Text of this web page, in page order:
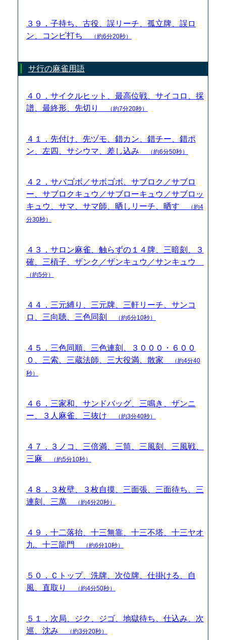
３９．子持ち、古役、誤リーチ、孤立牌、誤ロ
ン、コンビ打ち
（約6分20秒）
サ行の麻雀用語
４０．サイクルヒット、最高位戦、サイコロ、採
譜、最終形、先切り
（約7分20秒）
４１．先付け、先ヅモ、錯カン、錯チー、錯ポ
ン、左四、サシウマ、差し込み
（約6分50秒）
４２．サバゴボ／サボゴボ、サブロク／サブロ
ー、サブロクキュウ／サブローキュウ／サブロッ
キュウ、サマ、サマ師、晒しリーチ、晒す
（約4
分30秒）
４３．サロン麻雀、触らずの１４牌、三暗刻、３
確、三槓子、ザンク／ザンキュウ／サンキュウ
（約5分）
４４．三元縛り、三元牌、三軒リーチ、サンコ
ロ、三向聴、三色同刻
（約6分10秒）
４５．三色同順、三色連刻、３０００・６００
０、三索、三蔵法師、三大役満、散家
（約4分40
秒）
４６．三家和、サンドバッグ、三鳴き、ザンニ
ー、３人麻雀、三抜け
（約3分40秒）
４７．３ノコ、三倍満、三筒、三風刻、三風戦、
三麻
（約5分10秒）
４８．３枚壁、３枚自摸、三面張、三面待ち、三
連刻、三萬
（約4分20秒）
４９．十二落抬、十三無靠、十三不塔、十三ヤオ
九、十三龍門
（約6分10秒）
５０．Ｃトップ、洗牌、次位牌、仕掛ける、自
風、直取り
（約4分50秒）
５１．次局、ジク、ジゴ、地獄待ち、仕込み、次
巡、沈み
（約3分20秒）